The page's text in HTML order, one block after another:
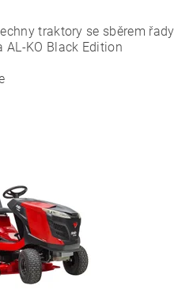
traktory se sběrem řady
AL-KO Black Edition